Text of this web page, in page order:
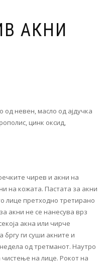
АКНИ
од невен, масло од ајдучка
цинк оксид,
чирев и акни на
на кожата. Пастата за акни
лице претходно третирано
акни не се нанесува врз
акна или чирче
ги суши акните и
од третманот. Наутро
чистење на лице. Рокот на